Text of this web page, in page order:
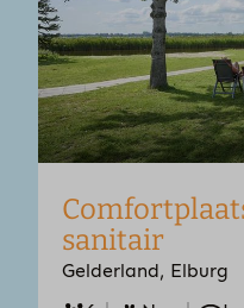
sanitair
Gelderland, Elburg